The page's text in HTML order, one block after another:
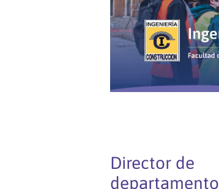
Director de
departamento